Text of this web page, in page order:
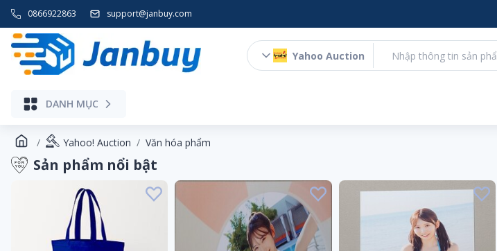
0866922863 support@janbuy.com
Yahoo Auction
DANH MỤC
Yahoo! Auction Văn hóa phẩm
Sản phẩm nổi bật